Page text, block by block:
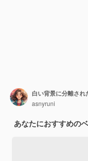
白い背景に分離さ
asnyruni
あなたにおすすめの